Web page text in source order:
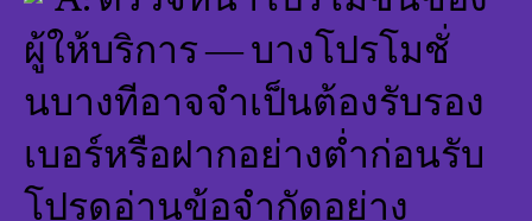
ผู้ให้บริการ — บางโปรโมชั่
นบางทีอาจจำเป็นต้องรับรอง
เบอร์หรือฝากอย่างต่ำก่อนรับ
โปรดอ่านข้อจำกัดอย่าง